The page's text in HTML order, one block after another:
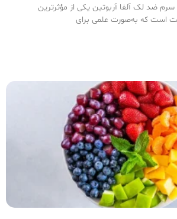
ضد لک آلفا آربوتین یکی از مؤثرترین
است که به‌صورت علمی برای